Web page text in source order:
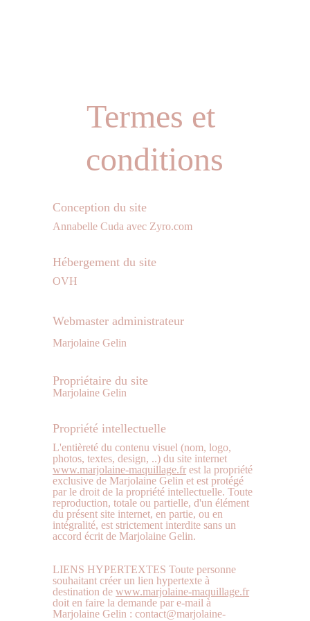
Termes et
conditions
Conception du site
Annabelle Cuda avec Zyro.com
Hébergement du site
OVH
Webmaster administrateur
Marjolaine Gelin
Propriétaire du site
Marjolaine Gelin
Propriété intellectuelle
L'entièreté du contenu visuel (nom, logo,
photos, textes, design, ..) du site internet
www.marjolaine-maquillage.fr est la propriété
exclusive de Marjolaine Gelin et est protégé
par le droit de la propriété intellectuelle. Toute
reproduction, totale ou partielle, d'un élément
du présent site internet, en partie, ou en
intégralité, est strictement interdite sans un
accord écrit de Marjolaine Gelin.
LIENS HYPERTEXTES Toute personne
souhaitant créer un lien hypertexte à
destination de www.marjolaine-maquillage.fr
doit en faire la demande par e-mail à
Marjolaine Gelin : contact@marjolaine-